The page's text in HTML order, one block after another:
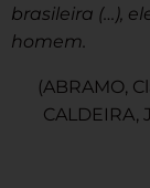
brasileira (…),
homem.
(ABRAMO,
CALDEIRA,